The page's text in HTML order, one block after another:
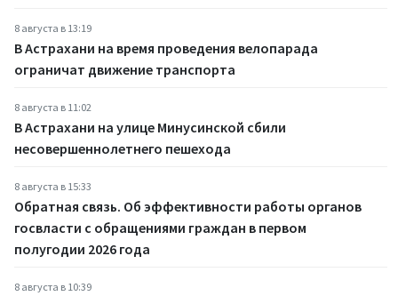
8 августа в 13:19
В Астрахани на время проведения велопарада
ограничат движение транспорта
8 августа в 11:02
В Астрахани на улице Минусинской сбили
несовершеннолетнего пешехода
8 августа в 15:33
Обратная связь. Об эффективности работы органов
госвласти с обращениями граждан в первом
полугодии 2026 года
8 августа в 10:39